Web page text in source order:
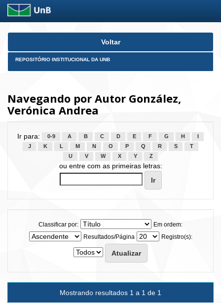
Skip
Voltar
REPOSITÓRIO INSTITUCIONAL DA UNB
Navegando por Autor González,
Verónica Andrea
Ir para: 0-9 A B C D E F G H
J
K L M N O P Q R S
T
U
V W X Y Z
ou entre com as primeiras letras:
Classificar por:
Em ordem:
Resultados/Página
Registro(s):
Mostrando resultados 1 a 1 de 1